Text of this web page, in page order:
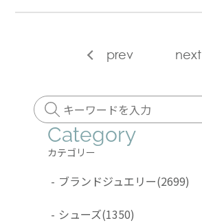
prev next
Category
カテゴリー
- ブランドジュエリー(2699)
- シューズ(1350)